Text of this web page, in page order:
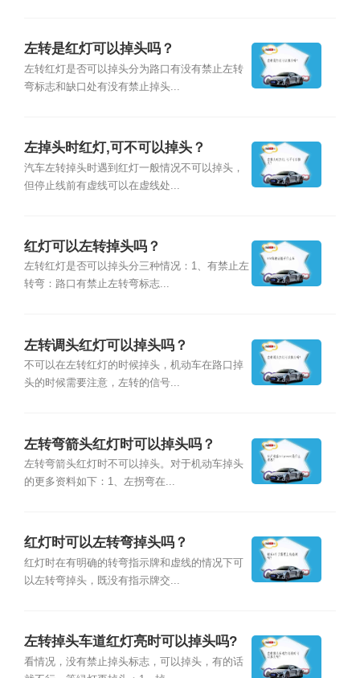
左转是红灯可以掉头吗？
左转红灯是否可以掉头分为路口有没有禁止左转
弯标志和缺口处有没有禁止掉头...
左掉头时红灯,可不可以掉头？
汽车左转掉头时遇到红灯一般情况不可以掉头，
但停止线前有虚线可以在虚线处...
红灯可以左转掉头吗？
左转红灯是否可以掉头分三种情况：1、有禁止左
转弯：路口有禁止左转弯标志...
左转调头红灯可以掉头吗？
不可以在左转红灯的时候掉头，机动车在路口掉
头的时候需要注意，左转的信号...
左转弯箭头红灯时可以掉头吗？
左转弯箭头红灯时不可以掉头。对于机动车掉头
的更多资料如下：1、左拐弯在...
红灯时可以左转弯掉头吗？
红灯时在有明确的转弯指示牌和虚线的情况下可
以左转弯掉头，既没有指示牌交...
左转掉头车道红灯亮时可以掉头吗?
看情况，没有禁止掉头标志，可以掉头，有的话